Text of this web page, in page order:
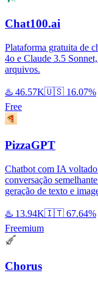
Chat100.ai
Plataforma gratuita de
4o e Claude 3.5
arquivos.
♨️ 46.57K🇺🇸 16.07%
Free
PizzaGPT
Chatbot com IA
conversação
geração de texto e
♨️ 13.94K🇮🇹 67.64%
Freemium
Chorus